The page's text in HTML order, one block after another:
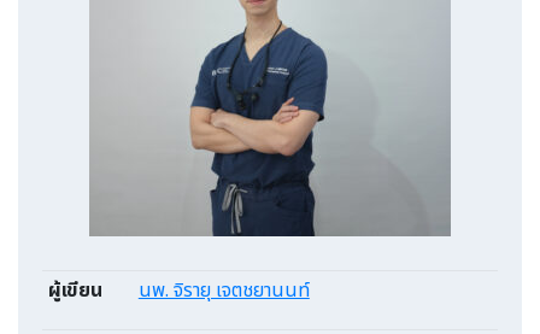
ผู้เขียน นพ. จิรายุ เจตชยานนท์